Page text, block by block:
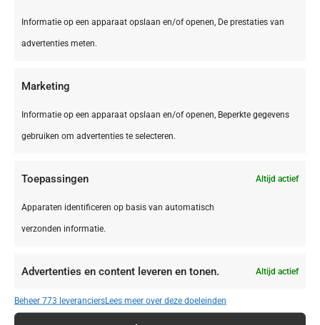
Informatie op een apparaat opslaan en/of openen, De prestaties van
advertenties meten.
Marketing
Informatie op een apparaat opslaan en/of openen, Beperkte gegevens
gebruiken om advertenties te selecteren.
Toepassingen Altijd actief
Apparaten identificeren op basis van automatisch
verzonden informatie.
Advertenties en content leveren en tonen. Altijd actief
Beheer 773 leveranciersLees meer over deze doeleinden
DE, Bliesgau
Bliesgau Gersheim Camping Walsheim
€ 395,00